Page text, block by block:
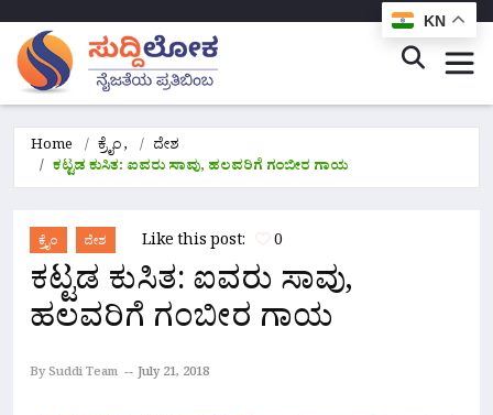
Home ಕ್ರೈಂ,
ದೇಶ
ಕಟ್ಟಡ ಕುಸಿತ: ಐವರು ಸಾವು, ಹಲವರಿಗೆ ಗಂಬೀರ ಗಾಯ
ಕ್ರೈಂ ದೇಶ Like this post: 0
ಕಟ್ಟಡ ಕುಸಿತ: ಐವರು ಸಾವು,
ಹಲವರಿಗೆ ಗಂಬೀರ ಗಾಯ
By Suddi Team July 21, 2018
KN